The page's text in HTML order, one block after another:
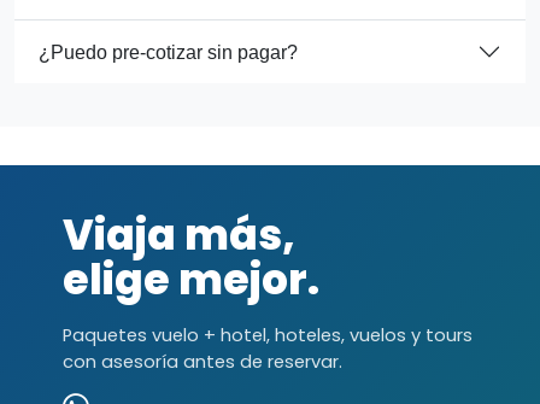
¿Puedo pre-cotizar sin pagar?
Viaja más,
elige mejor.
Paquetes vuelo + hotel, hoteles, vuelos y tours
con asesoría antes de reservar.